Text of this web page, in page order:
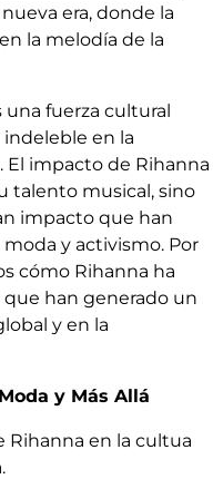
era, donde la
la melodía de la
una fuerza cultural
en la
El impacto de Rihanna
talento musical, sino
impacto que han
y activismo. Por
cómo Rihanna ha
han generado un
y en la
y Más Allá
Rihanna en la cultua